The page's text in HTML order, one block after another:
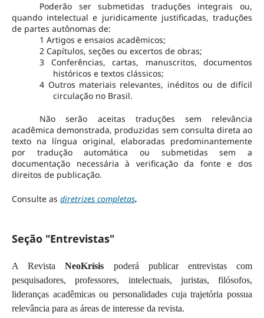
Poderão ser submetidas traduções integrais ou,
quando intelectual e juridicamente justificadas, traduções
de partes autônomas de:
1 Artigos e ensaios acadêmicos;
2 Capítulos, seções ou excertos de obras;
3 Conferências, cartas, manuscritos, documentos
históricos e textos clássicos;
4 Outros materiais relevantes, inéditos ou de difícil
circulação no Brasil.
Não serão aceitas traduções sem relevância
acadêmica demonstrada, produzidas sem consulta direta ao
texto na língua original, elaboradas predominantemente
por tradução automática ou submetidas sem a
documentação necessária à verificação da fonte e dos
direitos de publicação.
Consulte as diretrizes completas.
Seção "Entrevistas"
A RevistaNeoKrísis poderá publicar entrevistas com
pesquisadores, professores, intelectuais, juristas, filósofos,
lideranças acadêmicas ou personalidades cuja trajetória possua
relevância para as áreas de interesse da revista.